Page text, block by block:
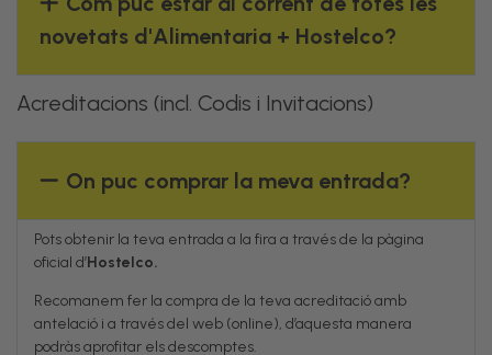
novetats d'Alimentaria + Hostelco?
Acreditacions (incl. Codis i Invitacions)
On puc comprar la meva entrada?
Pots obtenir la teva entrada a la fira a través de la pàgina
oficial d’Hostelco.
Recomanem fer la compra de la teva acreditació amb
antelació i a través del web (online), d’aquesta manera
podràs aprofitar els descomptes.